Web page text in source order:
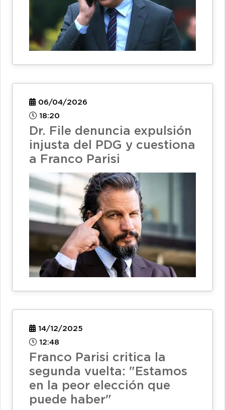
06/04/2026
18:20
Dr. File denuncia expulsión
injusta del PDG y cuestiona
a Franco Parisi
14/12/2025
12:48
Franco Parisi critica la
segunda vuelta: "Estamos
en la peor elección que
puede haber"